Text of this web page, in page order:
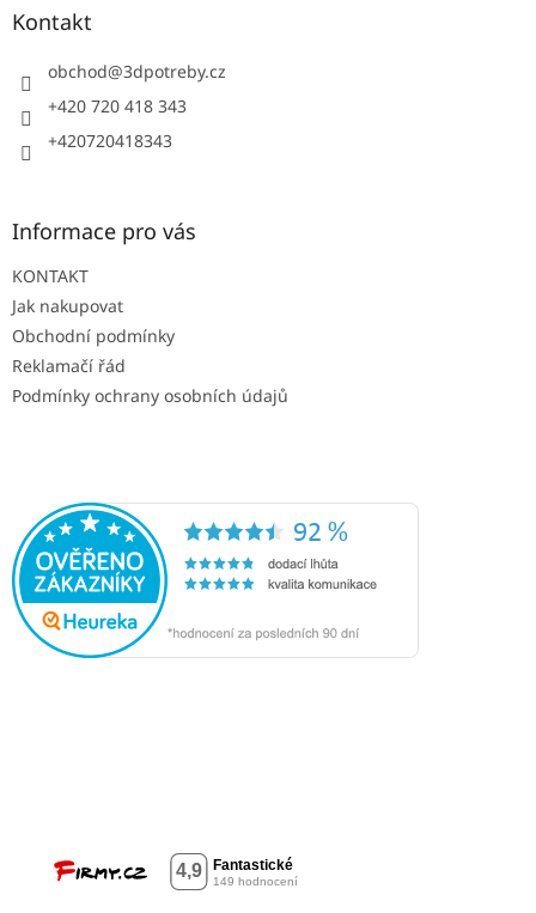
Kontakt
obchod@3dpotreby.cz
+420 720 418 343
+420720418343
Informace pro vás
KONTAKT
Jak nakupovat
Obchodní podmínky
Reklamačí řád
Podmínky ochrany osobních údajů